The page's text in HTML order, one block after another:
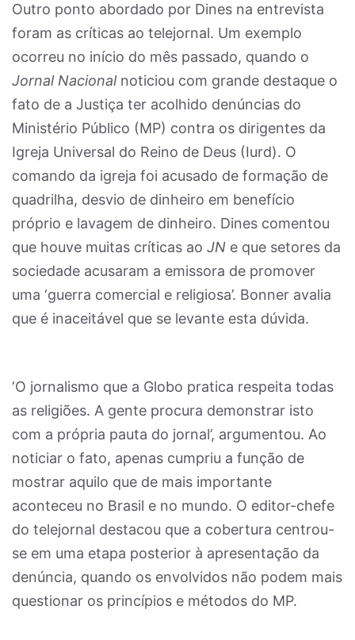
Outro ponto abordado por Dines na entrevista
foram as críticas ao telejornal. Um exemplo
ocorreu no início do mês passado, quando o
Jornal Nacional noticiou com grande destaque o
fato de a Justiça ter acolhido denúncias do
Ministério Público (MP) contra os dirigentes da
Igreja Universal do Reino de Deus (Iurd). O
comando da igreja foi acusado de formação de
quadrilha, desvio de dinheiro em benefício
próprio e lavagem de dinheiro. Dines comentou
que houve muitas críticas ao JN e que setores da
sociedade acusaram a emissora de promover
uma ‘guerra comercial e religiosa’. Bonner avalia
que é inaceitável que se levante esta dúvida.
‘O jornalismo que a Globo pratica respeita todas
as religiões. A gente procura demonstrar isto
com a própria pauta do jornal’, argumentou. Ao
noticiar o fato, apenas cumpriu a função de
mostrar aquilo que de mais importante
aconteceu no Brasil e no mundo. O editor-chefe
do telejornal destacou que a cobertura centrou-
se em uma etapa posterior à apresentação da
denúncia, quando os envolvidos não podem mais
questionar os princípios e métodos do MP.